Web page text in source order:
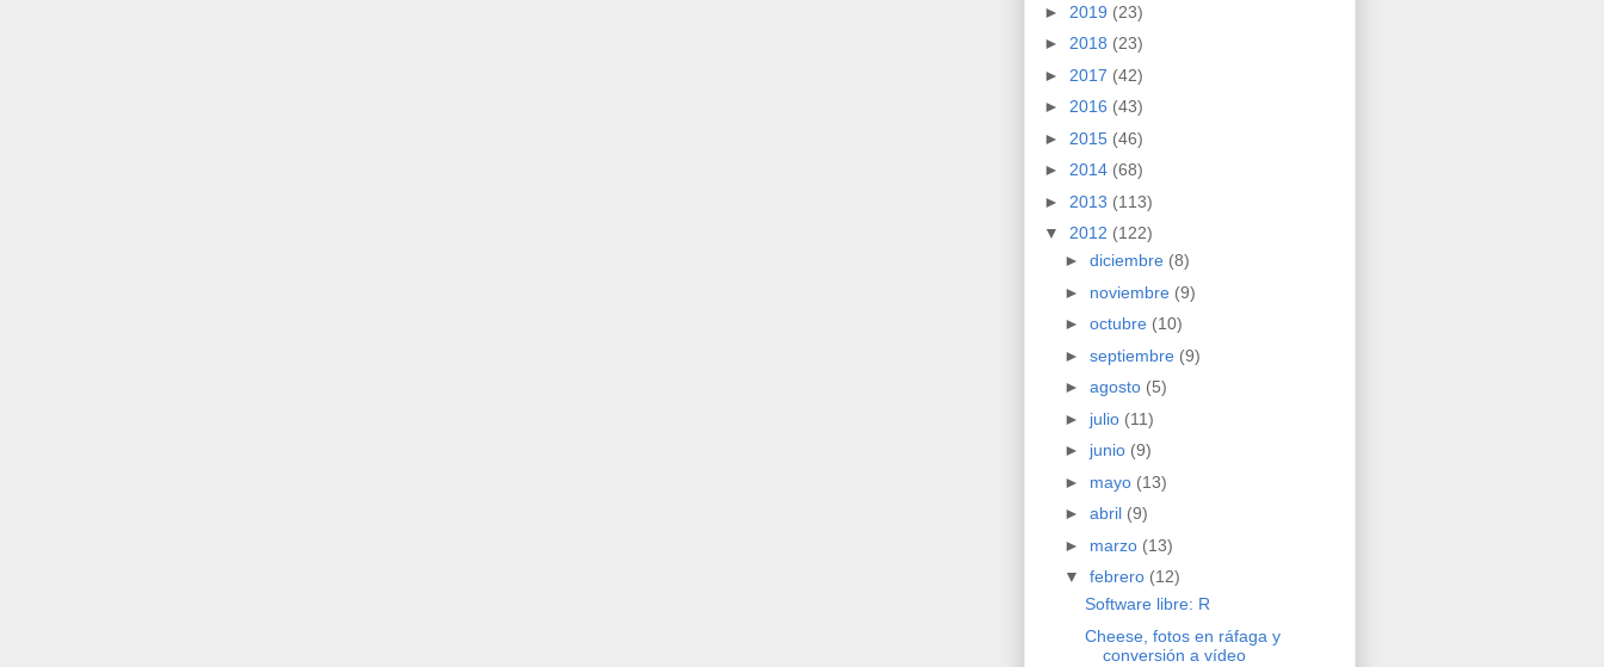
► 2019 (23)
► 2018 (23)
► 2017 (42)
► 2016 (43)
► 2015 (46)
► 2014 (68)
► 2013 (113)
▼ 2012 (122)
► diciembre (8)
► noviembre (9)
► octubre (10)
► septiembre (9)
► agosto (5)
► julio (11)
► junio (9)
► mayo (13)
► abril (9)
► marzo (13)
▼ febrero (12)
Software libre: R
Cheese, fotos en ráfaga y
conversión a vídeo